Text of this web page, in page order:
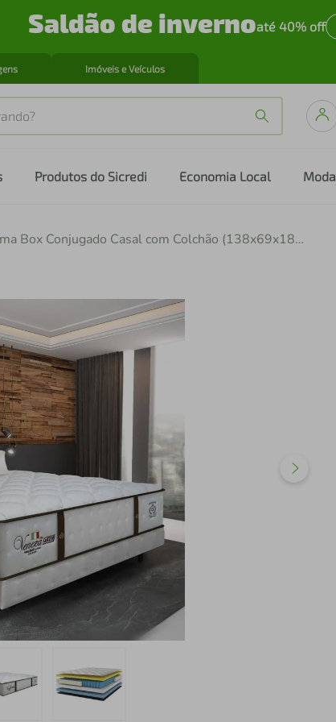
Saldão de invernoaté 40% off
Imóveis e Veículos
Produtos do Sicredi Economia Local Moda
Cama Box Conjugado Casal com Colchão (138x69x188) Veneza II Gazin CR35309 Branco